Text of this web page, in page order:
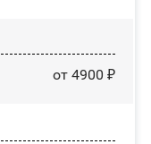
от 4900 ₽